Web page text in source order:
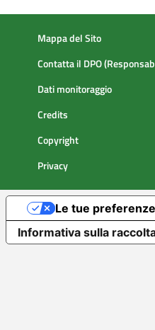
Mappa del Sito
Contatta il DPO
Dati monitoraggio
Credits
Copyright
Privacy
Informativa sulla
Le tue